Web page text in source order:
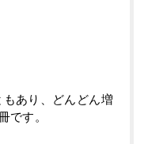
あり、どんどん増
です。